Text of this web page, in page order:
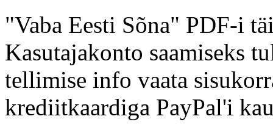
"Vaba Eesti Sõna" PDF-i
Kasutajakonto saamiseks
tellimise info vaata
krediitkaardiga PayPal'i